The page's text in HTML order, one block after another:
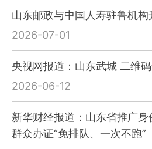
山东邮政与中国人寿驻鲁机
2026-07-01
央视网报道：山东武城 二维
2026-06-12
新华财经报道：山东省推广
群众办证“免排队、一次不跑”